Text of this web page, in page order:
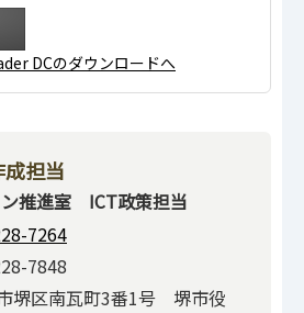
DCのダウンロードへ
担当
推進室 ICT政策担当
7264
7848
堺区南瓦町3番1号 堺市役